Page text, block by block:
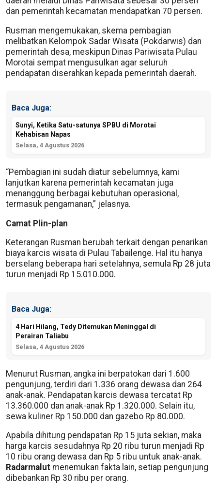
dan pemerintah kecamatan mendapatkan 70 persen.
Rusman mengemukakan, skema pembagian
melibatkan Kelompok Sadar Wisata (Pokdarwis) dan
pemerintah desa, meskipun Dinas Pariwisata Pulau
Morotai sempat mengusulkan agar seluruh
pendapatan diserahkan kepada pemerintah daerah.
Baca Juga:
Sunyi, Ketika Satu-satunya SPBU di Morotai
Kehabisan Napas
Selasa, 4 Agustus 2026
“Pembagian ini sudah diatur sebelumnya, kami
lanjutkan karena pemerintah kecamatan juga
menanggung berbagai kebutuhan operasional,
termasuk pengamanan,” jelasnya.
Camat Plin-plan
Keterangan Rusman berubah terkait dengan penarikan
biaya karcis wisata di Pulau Tabailenge. Hal itu hanya
berselang beberapa hari setelahnya, semula Rp 28 juta
turun menjadi Rp 15.010.000.
Baca Juga:
4 Hari Hilang, Tedy Ditemukan Meninggal di
Perairan Taliabu
Selasa, 4 Agustus 2026
Menurut Rusman, angka ini berpatokan dari 1.600
pengunjung, terdiri dari 1.336 orang dewasa dan 264
anak-anak. Pendapatan karcis dewasa tercatat Rp
13.360.000 dan anak-anak Rp 1.320.000. Selain itu,
sewa kuliner Rp 150.000 dan gazebo Rp 80.000.
Apabila dihitung pendapatan Rp 15 juta sekian, maka
harga karcis sesudahnya Rp 20 ribu turun menjadi Rp
10 ribu orang dewasa dan Rp 5 ribu untuk anak-anak.
Radarmalut menemukan fakta lain, setiap pengunjung
dibebankan Rp 30 ribu per orang.